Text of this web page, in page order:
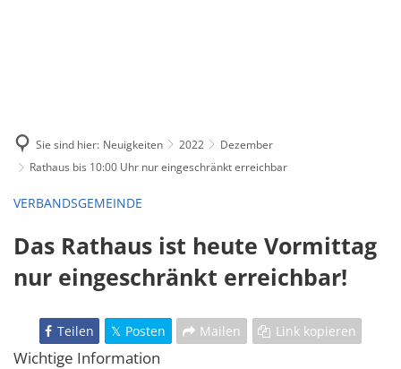
Sie sind hier: Neuigkeiten 2022
Dezember
Rathaus bis 10:00 Uhr nur eingeschränkt erreichbar
VERBANDSGEMEINDE
Das Rathaus ist heute Vormittag
nur eingeschränkt erreichbar!
Teilen Posten Mailen Link kopieren
Wichtige Information